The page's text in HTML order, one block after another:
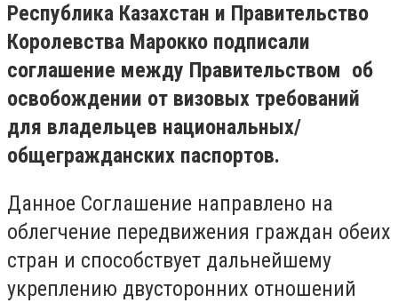
Республика Казахстан и Правительство
Королевства Марокко подписали
соглашение между Правительством об
освобождении от визовых требований
для владельцев национальных/
общегражданских паспортов.
Данное Соглашение направлено на
облегчение передвижения граждан обеих
стран и способствует дальнейшему
укреплению двусторонних отношений